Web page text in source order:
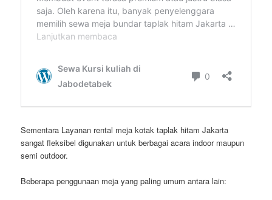
Sementara Layanan rental meja kotak taplak hitam Jakarta
sangat fleksibel digunakan untuk berbagai acara indoor maupun
semi outdoor.
Beberapa penggunaan meja yang paling umum antara lain: